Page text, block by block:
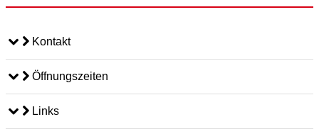
Kontakt
Öffnungszeiten
Links